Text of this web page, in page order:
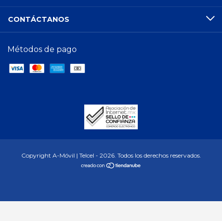
CONTÁCTANOS
Métodos de pago
Copyright A-Móvil | Telcel - 2026. Todos los derechos reservados.